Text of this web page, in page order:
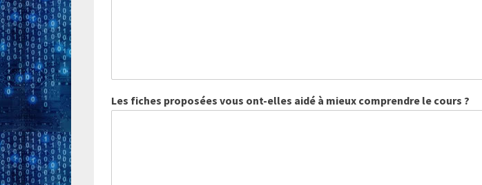
Les fiches proposées vous ont-elles aidé à mieux comprendre le cours ?